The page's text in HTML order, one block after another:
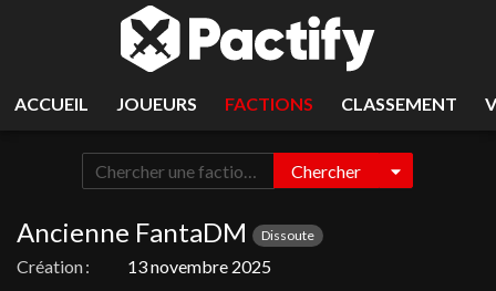
ACCUEIL JOUEURS FACTIONS CLASSEMENT
Chercher
Ancienne FantaDM Dissoute
Création :
13 novembre 2025